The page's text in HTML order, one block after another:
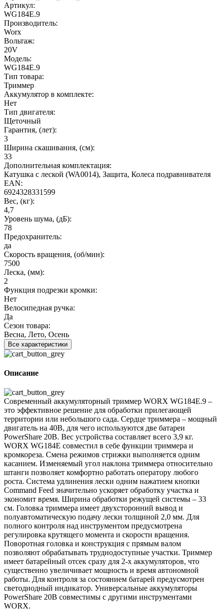
Артикул:
WG184E.9
Производитель:
Worx
Вольтаж:
20V
Модель:
WG184E.9
Тип товара:
Триммер
Аккумулятор в комплекте:
Нет
Тип двигателя:
Щеточный
Гарантия, (лет):
3
Ширина скашивания, (см):
33
Дополнительная комплектация:
Катушка с леской (WA0014), Защита, Колеса подравнивателя
EAN:
6924328331599
Вес, (кг):
4,7
Уровень шума, (дБ):
78
Предохранитель:
да
Cкорость вращения, (об/мин):
7500
Леска, (мм):
2
Функция подрезки кромки:
Нет
Велосипедная ручка:
Да
Сезон товара:
Весна, Лето, Осень
Все характеристики
Описание
Современный аккумуляторный триммер WORX WG184E.9 –
это эффективное решение для обработки прилегающей
территории или небольшого сада. Сердце триммера – мощный
двигатель на 40В, для чего используются две батареи
PowerShare 20B. Вес устройства составляет всего 3,9 кг.
WORX WG184E совместил в себе функции триммера и
кромкореза. Смена режимов стрижки выполняется одним
касанием. Изменяемый угол наклона триммера относительно
штанги позволяет комфортно работать оператору любого
роста. Система удлинения лески одним нажатием кнопки
Command Feed значительно ускоряет обработку участка и
экономит время. Ширина обработки режущей системы – 33
см. Головка триммера имеет двухсторонний вывод и
полуавтоматическую подачу лески толщиной 2,0 мм. Для
полного контроля над инструментом предусмотрена
регулировка крутящего момента и скорости вращения.
Поворотная головка и конструкция с прямым валом
позволяют обрабатывать труднодоступные участки. Триммер
имеет батарейный отсек сразу для 2-х аккумуляторов, что
существенно увеличивает мощность и время автономной
работы. Для контроля за состоянием батарей предусмотрен
светодиодный индикатор. Универсальные аккумуляторы
PowerShare 20В совместимы с другими инструментами
WORX.